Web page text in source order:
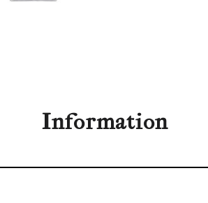
Information